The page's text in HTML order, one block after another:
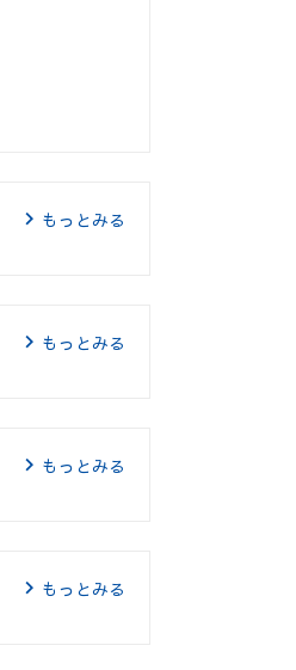
もっとみる
もっとみる
もっとみる
もっとみる